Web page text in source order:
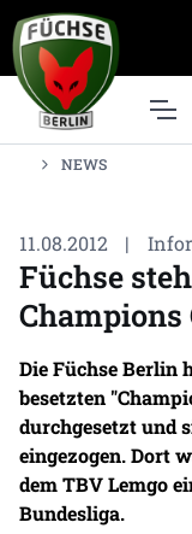
NEWS
11.08.2012 |
Füchse
Champions
Die Füchse Berlin
besetzten
durchgesetzt und
eingezogen. Dort
dem TBV Lemgo
Bundesliga.